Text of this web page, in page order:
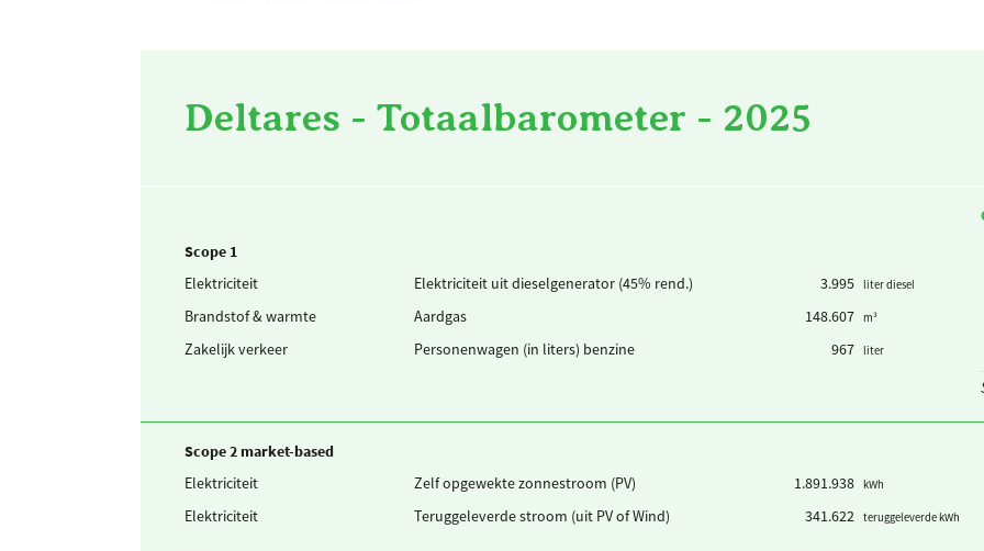
Deltares - Totaalbarometer - 2025
Scope 1
Elektriciteit
Elektriciteit uit dieselgenerator (45% rend.) 3.995 liter diesel
Brandstof & warmte Aardgas 148.607 m³
Zakelijk verkeer Personenwagen (in liters) benzine 967 liter
Scope 2 market-based
Elektriciteit
Zelf opgewekte zonnestroom (PV) 1.891.938 kWh
Elektriciteit Teruggeleverde stroom (uit PV of Wind) 341.622 teruggeleverde kWh